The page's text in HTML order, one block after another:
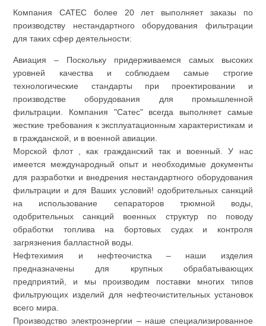
Компания САТЕС более 20 лет выполняет заказы по
производству нестандартного оборудования фильтрации
для таких сфер деятельности:
Авиация – Поскольку придерживаемся самых высоких
уровней качества и соблюдаем самые строгие
технологические стандарты при проектировании и
производстве оборудования для промышленной
фильтрации. Компания "Сатес" всегда выполняет самые
жесткие требования к эксплуатационным характеристикам и
в гражданской, и в военной авиации.
Морской флот , как гражданский так и военный. У нас
имеется международный опыт и необходимые документы
для разработки и внедрения нестандартного оборудования
фильтрации и для Ваших условий! одобрительных санкций
на использование сепараторов трюмной воды,
одобрительных санкций военных структур по поводу
обработки топлива на бортовых судах и контроля
загрязнения балластной воды.
Нефтехимия и нефтеочистка – наши изделия
предназначены для крупных обрабатывающих
предприятий, и мы производим поставки многих типов
фильтрующих изделий для нефтеочистительных установок
всего мира.
Производство электроэнергии – наше специализированное